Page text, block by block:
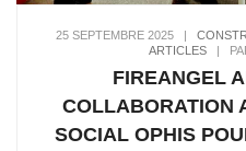
25 SEPTEMBRE 2025 |
ARTICLES |
FIREANGEL
COLLABORATION
SOCIAL OPHIS